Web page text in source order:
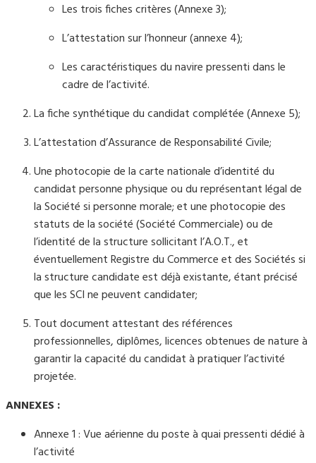
Les trois fiches critères (Annexe 3);
L’attestation sur l’honneur (annexe 4);
Les caractéristiques du navire pressenti dans le
cadre de l’activité.
La fiche synthétique du candidat complétée (Annexe 5);
L’attestation d’Assurance de Responsabilité Civile;
Une photocopie de la carte nationale d’identité du
candidat personne physique ou du représentant légal de
la Société si personne morale; et une photocopie des
statuts de la société (Société Commerciale) ou de
l’identité de la structure sollicitant l’A.O.T., et
éventuellement Registre du Commerce et des Sociétés si
la structure candidate est déjà existante, étant précisé
que les SCI ne peuvent candidater;
Tout document attestant des références
professionnelles, diplômes, licences obtenues de nature à
garantir la capacité du candidat à pratiquer l’activité
projetée.
ANNEXES :
Annexe 1 : Vue aérienne du poste à quai pressenti dédié à
l’activité